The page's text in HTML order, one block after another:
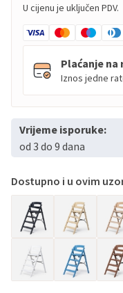
U cijenu je uključen PDV.
Plaćanje na
Iznos jedne
PBZ
PBZ
Erste
Erste
Erste
Sve banke
Vrijeme isporuke:
od 3 do 9 dana
Dostupno i u ovim